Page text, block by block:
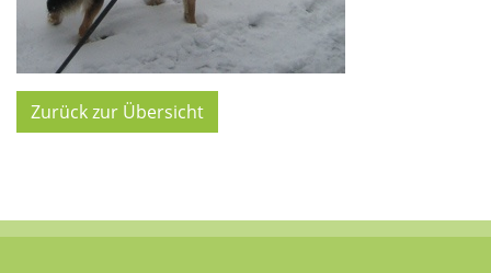
Zurück zur Übersicht